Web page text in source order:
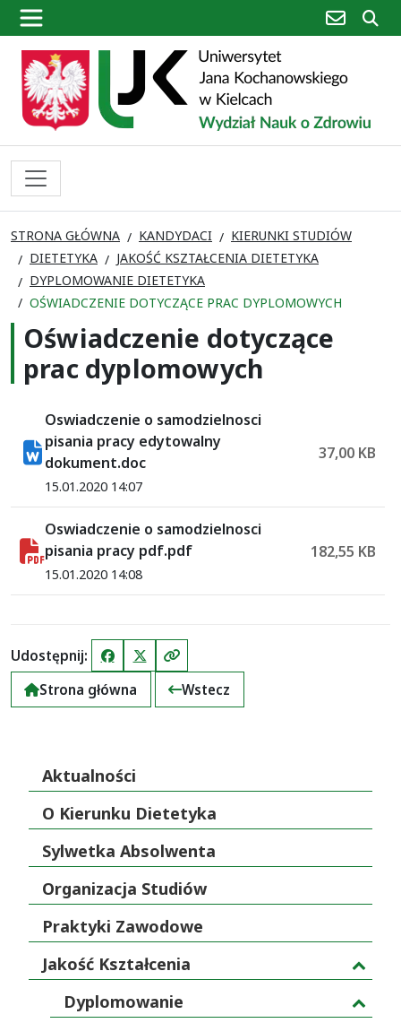
poczta
STRONA GŁÓWNA KANDYDACI
KIERUNKI STUDIÓW
DIETETYKA
JAKOŚĆ KSZTAŁCENIA DIETETYKA
DYPLOMOWANIE DIETETYKA
OŚWIADCZENIE DOTYCZĄCE PRAC DYPLOMOWYCH
Oświadczenie dotyczące
prac dyplomowych
Oswiadczenie o samodzielnosci
pisania pracy edytowalny
dokument.doc
15.01.2020 14:07
37,00 KB
Oswiadczenie o samodzielnosci
pisania pracy pdf.pdf
15.01.2020 14:08
182,55 KB
Udostępnij: FacebookX (Twitter)Kopiuj link
Strona główna
Wstecz
Aktualności
O Kierunku Dietetyka
Sylwetka Absolwenta
Organizacja Studiów
Praktyki Zawodowe
Jakość Kształcenia
Dyplomowanie